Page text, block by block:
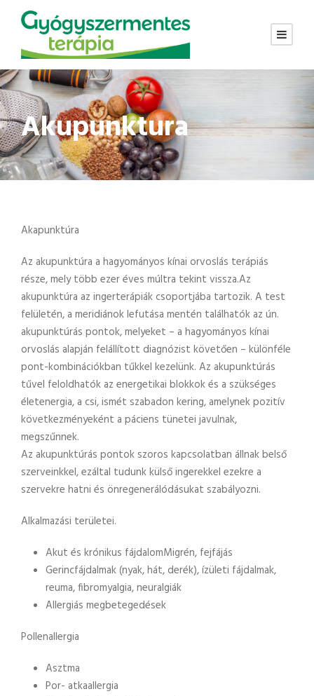
Akupunktura
Akapunktúra
Az akupunktúra a hagyományos kínai orvoslás terápiás
része, mely több ezer éves múltra tekint vissza.Az
akupunktúra az ingerterápiák csoportjába tartozik. A test
felületén, a meridiánok lefutása mentén találhatók az ún.
akupunktúrás pontok, melyeket – a hagyományos kínai
orvoslás alapján felállított diagnózist követően – különféle
pont-kombinációkban tűkkel kezelünk. Az akupunktúrás
tűvel feloldhatók az energetikai blokkok és a szükséges
életenergia, a csi, ismét szabadon kering, amelynek pozitív
következményeként a páciens tünetei javulnak,
megszűnnek.
Az akupunktúrás pontok szoros kapcsolatban állnak belső
szerveinkkel, ezáltal tudunk külső ingerekkel ezekre a
szervekre hatni és önregenerálódásukat szabályozni.
Alkalmazási területei.
Akut és krónikus fájdalomMigrén, fejfájás
Gerincfájdalmak (nyak, hát, derék), ízületi fájdalmak,
reuma, fibromyalgia, neuralgiák
Allergiás megbetegedések
Pollenallergia
Asztma
Por- atkaallergia